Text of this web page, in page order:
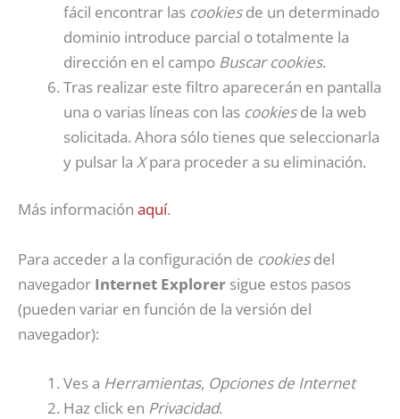
fácil encontrar las cookiesde un determinado
dominio introduce parcial o totalmente la
dirección en el campo Buscar cookies.
Tras realizar este filtro aparecerán en pantalla
una o varias líneas con las cookiesde la web
solicitada. Ahora sólo tienes que seleccionarla
y pulsar la Xpara proceder a su eliminación.
Más información aquí.
Para acceder a la configuración de cookiesdel
navegador Internet Explorer sigue estos pasos
(pueden variar en función de la versión del
navegador):
Ves a Herramientas, Opciones de Internet
Haz click en Privacidad.